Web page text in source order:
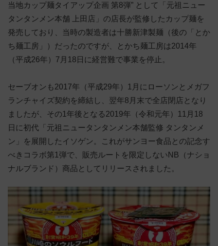
当地カップ麺タイアップ企画 第8弾” として「元祖ニュー
タンタンメン本舗 上田店」の店長が監修したカップ麺を
発売しており、当時の製造者は十勝新津製麺（後の「とか
ち麺工房」）だったのですが、とかち麺工房は2014年
（平成26年）7月18日に経営難で事業を停止。
セーブオンも2017年（平成29年）1月にローソンとメガフ
ランチャイズ契約を締結し、翌年8月末で全店閉店となり
ましたが、その1年後となる2019年（令和元年）11月18
日に初代「元祖ニュータンタンメン本舗監修 タンタンメ
ン」を展開したイソゲン。これがサンヨー食品との記念す
べきコラボ第1弾で、販売ルートを限定しないNB（ナショ
ナルブランド）商品としてリリースされました。